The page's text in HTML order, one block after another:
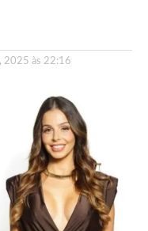
2025 às 22:16